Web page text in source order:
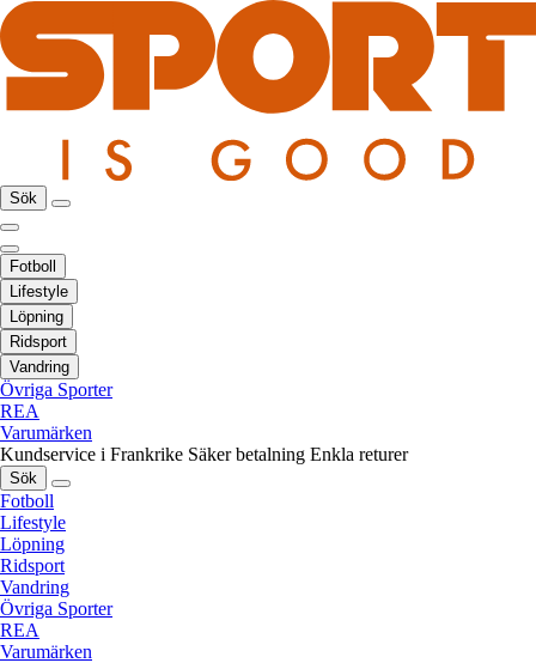
Sök
Fotboll
Lifestyle
Löpning
Ridsport
Vandring
Övriga Sporter
REA
Varumärken
Kundservice i Frankrike Säker betalning Enkla returer
Sök
Fotboll
Lifestyle
Löpning
Ridsport
Vandring
Övriga Sporter
REA
Varumärken